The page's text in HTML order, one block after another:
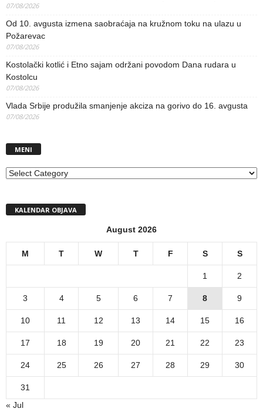
07/08/2026
Od 10. avgusta izmena saobraćaja na kružnom toku na ulazu u
Požarevac
07/08/2026
Kostolački kotlić i Etno sajam održani povodom Dana rudara u
Kostolcu
07/08/2026
Vlada Srbije produžila smanjenje akciza na gorivo do 16. avgusta
07/08/2026
MENI
MENI
KALENDAR OBJAVA
August 2026
M T W T F S S
1 2
3 4 5 6 7 8 9
10 11 12 13 14 15 16
17 18 19 20 21 22 23
24 25 26 27 28 29 30
31
« Jul